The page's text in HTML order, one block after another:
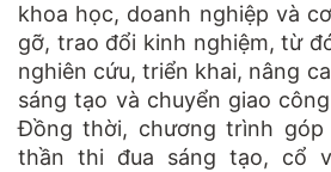
khoa học, doanh nghiệp và
gỡ, trao đổi kinh nghiệm, từ
nghiên cứu, triển khai, nâng
sáng tạo và chuyển giao
Đồng thời, chương trình
thần thi đua sáng tạo, cổ